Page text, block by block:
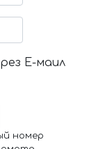
Е-маил
номер